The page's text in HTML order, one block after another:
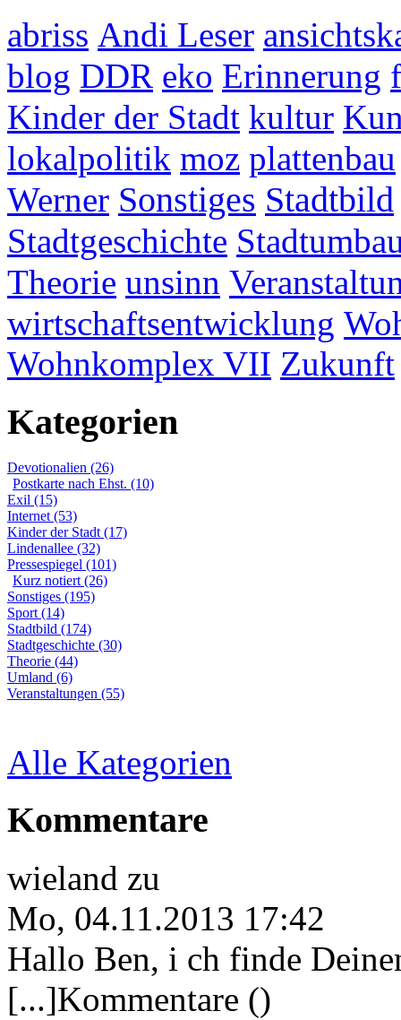
abriss Andi Leser
blog DDR eko Erinnerung
Kinder der Stadt kultur
lokalpolitik moz plattenbau
Werner Sonstiges Stadtbild
Stadtgeschichte
Theorie unsinn
wirtschaftsentwicklung
Wohnkomplex VII Zukunft
Kategorien
Devotionalien (26)
Postkarte nach Ehst. (10)
Exil (15)
Internet (53)
Kinder der Stadt (17)
Lindenallee (32)
Pressespiegel (101)
Kurz notiert (26)
Sonstiges (195)
Sport (14)
Stadtbild (174)
Stadtgeschichte (30)
Theorie (44)
Umland (6)
Veranstaltungen (55)
Alle Kategorien
Kommentare
wieland zu
Mo, 04.11.2013 17:42
Hallo Ben, i ch finde
[...]Kommentare ()